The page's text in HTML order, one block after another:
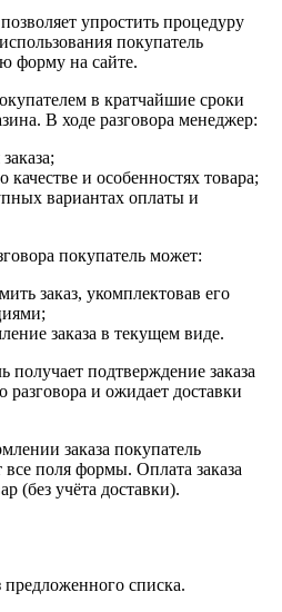
упростить процедуру
покупатель
форму на сайте.
в кратчайшие сроки
В ходе разговора менеджер:
качестве и особенностях товара;
вариантах оплаты и
покупатель может:
заказ, укомплектовав его
заказа в текущем виде.
получает подтверждение заказа
разговора и ожидает доставки
заказа покупатель
все поля формы. Оплата заказа
(без учёта доставки).
списка.